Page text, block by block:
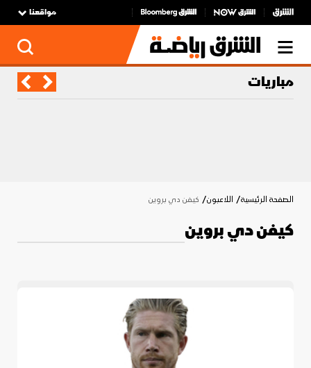
مواقعنا
مباريات
الصفحة الرئيسية اللاعبون كيفن دي بروين
كيفن دي بروين